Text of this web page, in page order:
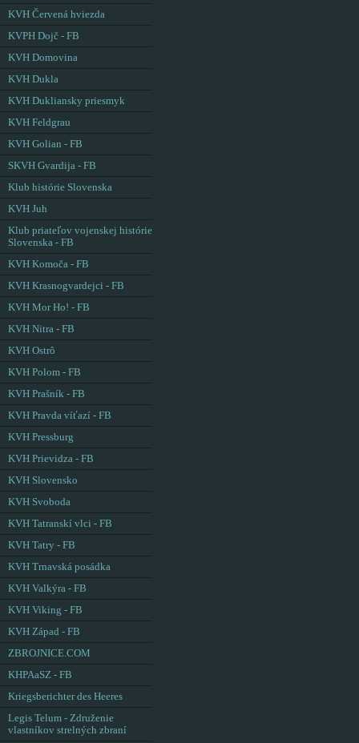
KVH Červená hviezda
KVPH Dojč - FB
KVH Domovina
KVH Dukla
KVH Dukliansky priesmyk
KVH Feldgrau
KVH Golian - FB
SKVH Gvardija - FB
Klub histórie Slovenska
KVH Juh
Klub priateľov vojenskej histórie
Slovenska - FB
KVH Komoča - FB
KVH Krasnogvardejci - FB
KVH Mor Ho! - FB
KVH Nitra - FB
KVH Ostrô
KVH Polom - FB
KVH Prašník - FB
KVH Pravda víťazí - FB
KVH Pressburg
KVH Prievidza - FB
KVH Slovensko
KVH Svoboda
KVH Tatranskí vlci - FB
KVH Tatry - FB
KVH Trnavská posádka
KVH Valkýra - FB
KVH Viking - FB
KVH Západ - FB
ZBROJNICE.COM
KHPAaSZ - FB
Kriegsberichter des Heeres
Legis Telum - Združenie
vlastníkov strelných zbraní